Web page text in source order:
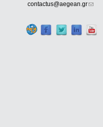
contactus@aegean.gr(link